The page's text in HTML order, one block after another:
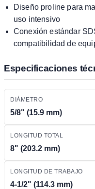
Diseño proline para
uso intensivo
Conexión estándar
compatibilidad de
Especificaciones
DIÁMETRO
5/8" (15.9 mm)
LONGITUD TOTAL
8" (203.2 mm)
LONGITUD DE TRABAJO
4-1/2" (114.3 mm)